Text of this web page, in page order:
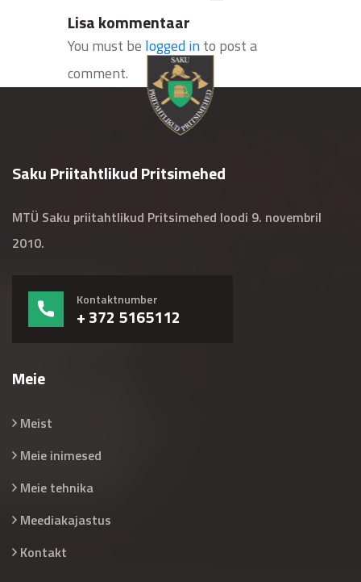
Lisa kommentaar
You must be logged into post a
comment.
Saku Priitahtlikud Pritsimehed
MTÜ Saku priitahtlikud Pritsimehed loodi 9. novembril
2010.
Kontaktnumber
+ 372 5165112
Meie
Meist
Meie inimesed
Meie tehnika
Meediakajastus
Kontakt